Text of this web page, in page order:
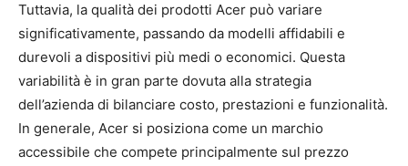
Tuttavia, la qualità dei prodotti Acer può variare
significativamente, passando da modelli affidabili e
durevoli a dispositivi più medi o economici. Questa
variabilità è in gran parte dovuta alla strategia
dell’azienda di bilanciare costo, prestazioni e funzionalità.
In generale, Acer si posiziona come un marchio
accessibile che compete principalmente sul prezzo